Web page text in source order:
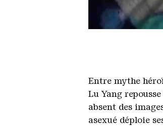
Luyag Uterus
Copyright:
Entre mythe
Lu Yang
absent des
asexué déploie